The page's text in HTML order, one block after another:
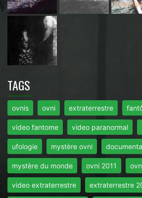
TAGS
ovnis ovni extraterrestre
video fantome video paranormal
ufologie mystère ovni
mystère du monde ovni 2011
video extraterrestre extraterrestre